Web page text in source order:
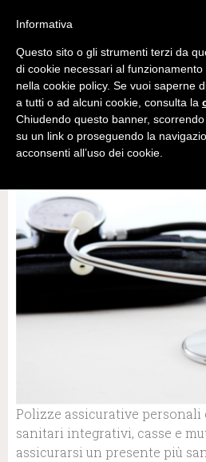
Polizze assicurative
sanitari integrativi, casse e
assicurarsi un presente più
Informativa
Questo sito o gli strumenti terzi da
di cookie necessari al
nella cookie policy. Se vuoi saperne
a tutti o ad alcuni cookie, consulta la
Chiudendo questo banner,
su un link o proseguendo la
acconsenti all’uso dei cookie.